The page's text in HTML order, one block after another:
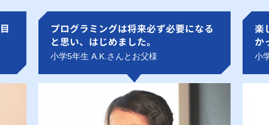
プログラミングは将来必ず必要になる
と思い、はじめました。
小学5年生 A.K.さんとお父様
楽
か
小